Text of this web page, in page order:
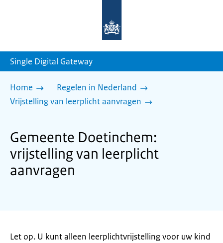
homepage
Single Digital Gateway
Home
Regelen in Nederland
Vrijstelling van leerplicht aanvragen
Gemeente Doetinchem:
vrijstelling van leerplicht
aanvragen
Let op. U kunt alleen leerplichtvrijstelling voor uw kind